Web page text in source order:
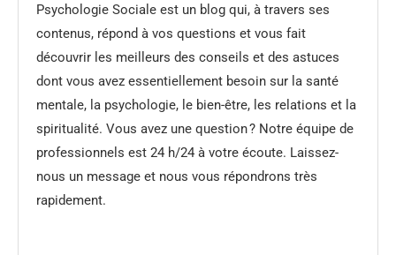
Psychologie Sociale est un blog qui, à travers ses
contenus, répond à vos questions et vous fait
découvrir les meilleurs des conseils et des astuces
dont vous avez essentiellement besoin sur la santé
mentale, la psychologie, le bien-être, les relations et la
spiritualité. Vous avez une question ? Notre équipe de
professionnels est 24 h/24 à votre écoute. Laissez-
nous un message et nous vous répondrons très
rapidement.